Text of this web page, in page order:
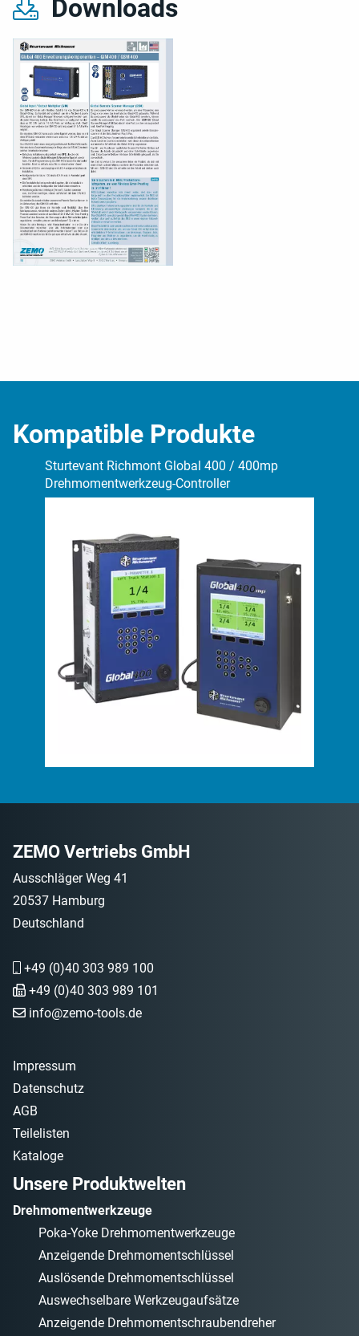
Downloads
Kompatible Produkte
Sturtevant Richmont Global 400 / 400mp
Drehmomentwerkzeug-Controller
ZEMO Vertriebs GmbH
Unsere Produktwelten
Ausschläger Weg 41
20537 Hamburg
Deutschland
+49 (0)40 303 989 100
+49 (0)40 303 989 101
info@zemo-tools.de
Impressum
Datenschutz
AGB
Teilelisten
Kataloge
Drehmomentwerkzeuge
Poka-Yoke Drehmomentwerkzeuge
Anzeigende Drehmomentschlüssel
Auslösende Drehmomentschlüssel
Auswechselbare Werkzeugaufsätze
Anzeigende Drehmomentschraubendreher